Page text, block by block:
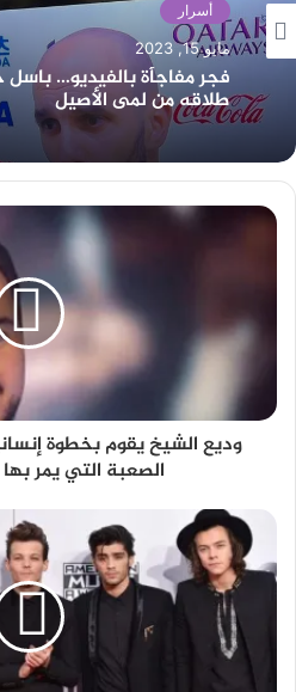
أسرار
مايو 15, 2023
فجر مفاجأة بالفيديو…
طلاقه من لمى الأصيل
وديع الشيخ يقوم بخطوة
الصعبة التي يمر بها